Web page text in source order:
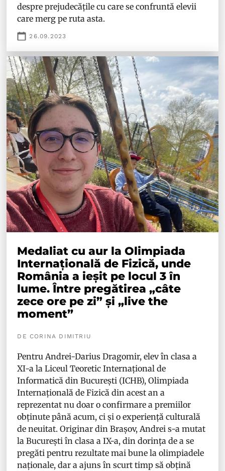
despre prejudecățile cu care se confruntă elevii
care merg pe ruta asta.
26.09.2023
Medaliat cu aur la Olimpiada
Internațională de Fizică, unde
România a ieșit pe locul 3 în
lume. Între pregătirea „câte
zece ore pe zi” și „live the
moment”
DE CORINA DIMITRIU
Pentru Andrei-Darius Dragomir, elev în clasa a
XI-a la Liceul Teoretic Internațional de
Informatică din București (ICHB), Olimpiada
Internațională de Fizică din acest an a
reprezentat nu doar o confirmare a premiilor
obținute până acum, ci și o experiență culturală
de neuitat. Originar din Brașov, Andrei s-a mutat
la București în clasa a IX-a, din dorința de a se
pregăti pentru rezultate mai bune la olimpiadele
naționale, dar a ajuns în scurt timp să obțină